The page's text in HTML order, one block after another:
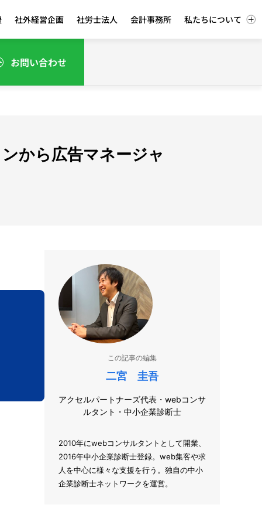
社外経営企画 社労士法人 会計事務所 私たちについて
お問い合わせ
から広告マネージャ
この記事の編集
二宮 圭吾
アクセルパートナーズ代表・webコンサ
ルタント・中小企業診断士
2010年にwebコンサルタントとして開業、
2016年中小企業診断士登録。web集客や求
人を中心に様々な支援を行う。独自の中小
企業診断士ネットワークを運営。